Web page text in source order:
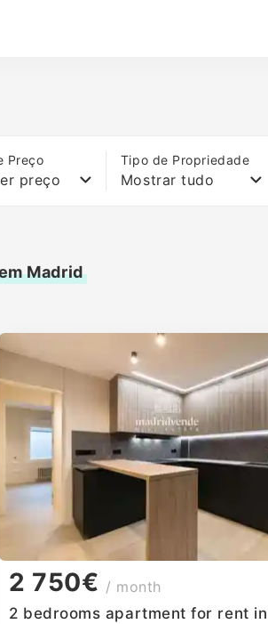
Preço
preço
Tipo de Propriedade
Mostrar tudo
Madrid
2 750€ / month
2 bedrooms apartment for rent in